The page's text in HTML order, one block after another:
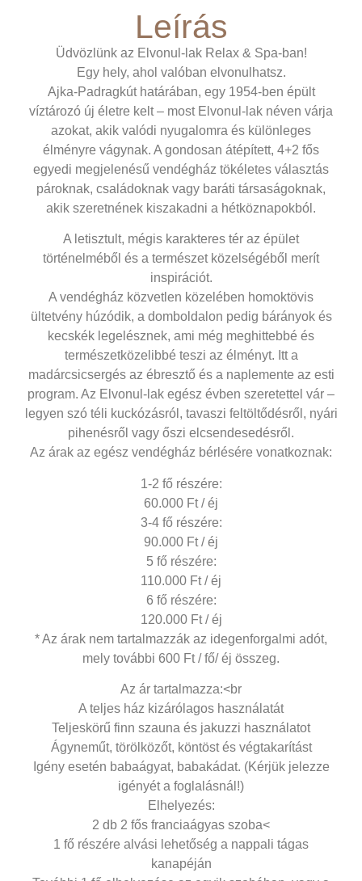
Leírás
Üdvözlünk az Elvonul-lak Relax & Spa-ban!
Egy hely, ahol valóban elvonulhatsz.
Ajka-Padragkút határában, egy 1954-ben épült
víztározó új életre kelt – most Elvonul-lak néven várja
azokat, akik valódi nyugalomra és különleges
élményre vágynak. A gondosan átépített, 4+2 fős
egyedi megjelenésű vendégház tökéletes választás
pároknak, családoknak vagy baráti társaságoknak,
akik szeretnének kiszakadni a hétköznapokból.
A letisztult, mégis karakteres tér az épület
történelméből és a természet közelségéből merít
inspirációt.
A vendégház közvetlen közelében homoktövis
ültetvény húzódik, a domboldalon pedig bárányok és
kecskék legelésznek, ami még meghittebbé és
természetközelibbé teszi az élményt. Itt a
madárcsicsergés az ébresztő és a naplemente az esti
program. Az Elvonul-lak egész évben szeretettel vár –
legyen szó téli kuckózásról, tavaszi feltöltődésről, nyári
pihenésről vagy őszi elcsendesedésről.
Az árak az egész vendégház bérlésére vonatkoznak:
1-2 fő részére:
60.000 Ft / éj
3-4 fő részére:
90.000 Ft / éj
5 fő részére:
110.000 Ft / éj
6 fő részére:
120.000 Ft / éj
* Az árak nem tartalmazzák az idegenforgalmi adót,
mely további 600 Ft / fő/ éj összeg.
Az ár tartalmazza:<br
A teljes ház kizárólagos használatát
Teljeskörű finn szauna és jakuzzi használatot
Ágyneműt, törölközőt, köntöst és végtakarítást
Igény esetén babaágyat, babakádat. (Kérjük jelezze
igényét a foglalásnál!)
Elhelyezés:
2 db 2 fős franciaágyas szoba<
1 fő részére alvási lehetőség a nappali tágas
kanapéján